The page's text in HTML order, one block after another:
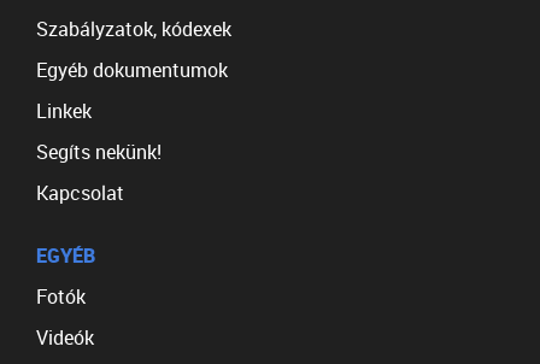
Szabályzatok, kódexek
Egyéb dokumentumok
Linkek
Segíts nekünk!
Kapcsolat
EGYÉB
Fotók
Videók